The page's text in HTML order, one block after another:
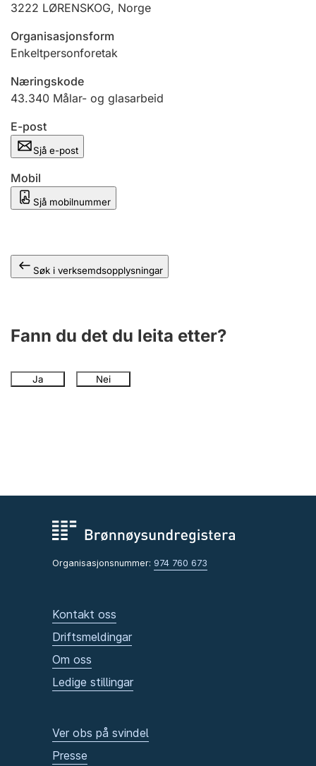
Ektepaktrettleiaren
Andre tema
3222 LØRENSKOG, Norge
Organisasjonsform
Enkeltpersonforetak
Næringskode
43.340 Målar- og glasarbeid
E-post
Sjå e-post
Mobil
Sjå mobilnummer
Søk i verksemdsopplysningar
Fann du det du leita etter?
Ja Nei
Organisasjonsnummer: 974 760 673
Kontakt oss
Driftsmeldingar
Om oss
Ledige stillingar
Ver obs på svindel
Presse